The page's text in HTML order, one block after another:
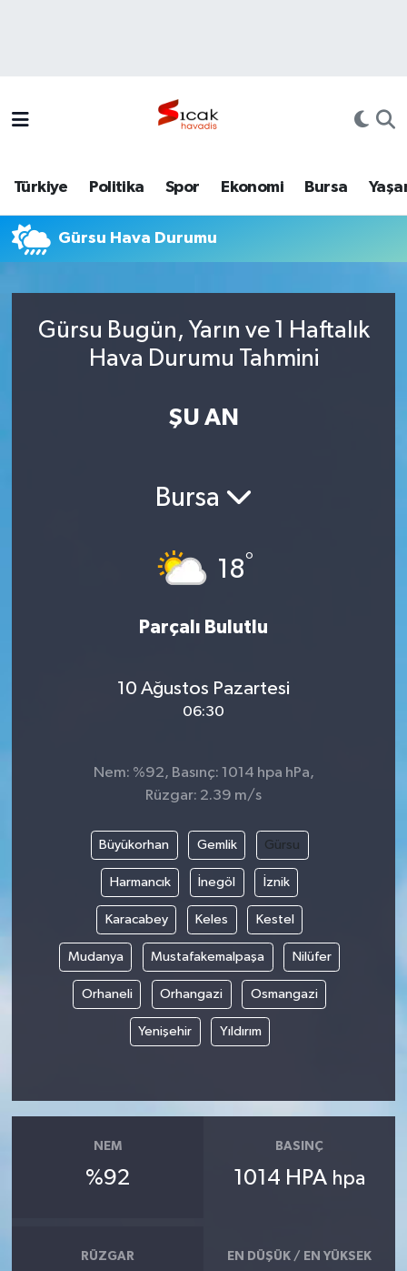
Türkiye Politika Spor Ekonomi Bursa
Gürsu Hava Durumu
Gürsu Bugün, Yarın ve 1 Haftalık
Hava Durumu Tahmini
ŞU AN
Bursa
18°
Parçalı Bulutlu
10 Ağustos Pazartesi
06:30
Nem: %92, Basınç: 1014 hpa hPa,
Rüzgar: 2.39 m/s
Büyükorhan Gemlik Gürsu
Harmancık İnegöl İznik
Karacabey Keles Kestel
Mudanya Mustafakemalpaşa Nilüfer
Orhaneli Orhangazi Osmangazi
Yenişehir Yıldırım
NEM
%92
BASINÇ
1014 HPA hpa
RÜZGAR EN DÜŞÜK / EN YÜKSEK
Türkiye
Bilim, Teknoloji
Haber Arşivi